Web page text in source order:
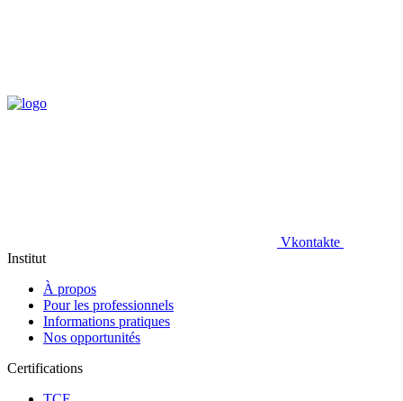
Vkontakte
Institut
À propos
Pour les professionnels
Informations pratiques
Nos opportunités
Certifications